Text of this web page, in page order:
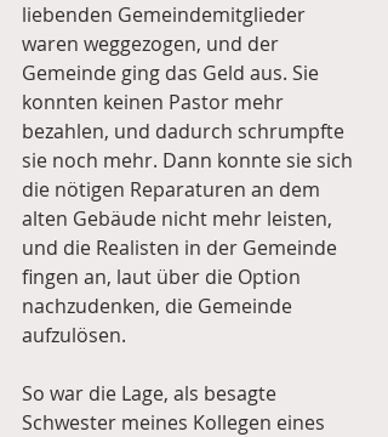
liebenden Gemeindemitglieder
waren weggezogen, und der
Gemeinde ging das Geld aus. Sie
konnten keinen Pastor mehr
bezahlen, und dadurch schrumpfte
sie noch mehr. Dann konnte sie sich
die nötigen Reparaturen an dem
alten Gebäude nicht mehr leisten,
und die Realisten in der Gemeinde
fingen an, laut über die Option
nachzudenken, die Gemeinde
aufzulösen.
So war die Lage, als besagte
Schwester meines Kollegen eines